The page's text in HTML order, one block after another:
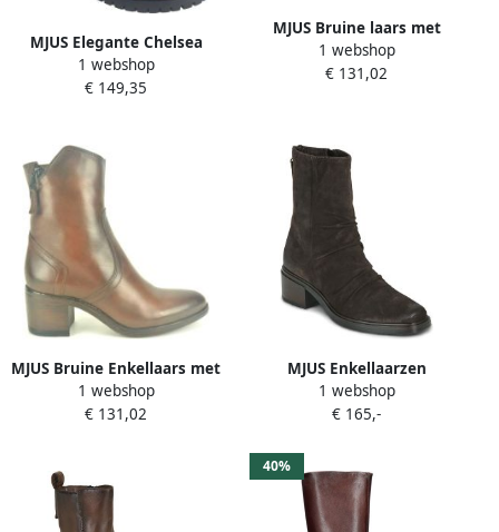
MJUS Elegante Chelsea
Boots voor vrouwen Brown
Dames
1 webshop
€ 149,35
MJUS Bruine laars met
elastisch detail Brown
Dames
1 webshop
€ 131,02
MJUS Bruine Enkellaars met
Schuine Rits Brown Dames
1 webshop
€ 131,02
MJUS Enkellaarzen
LAVAREDO ZIP
1 webshop
€ 165,-
40%